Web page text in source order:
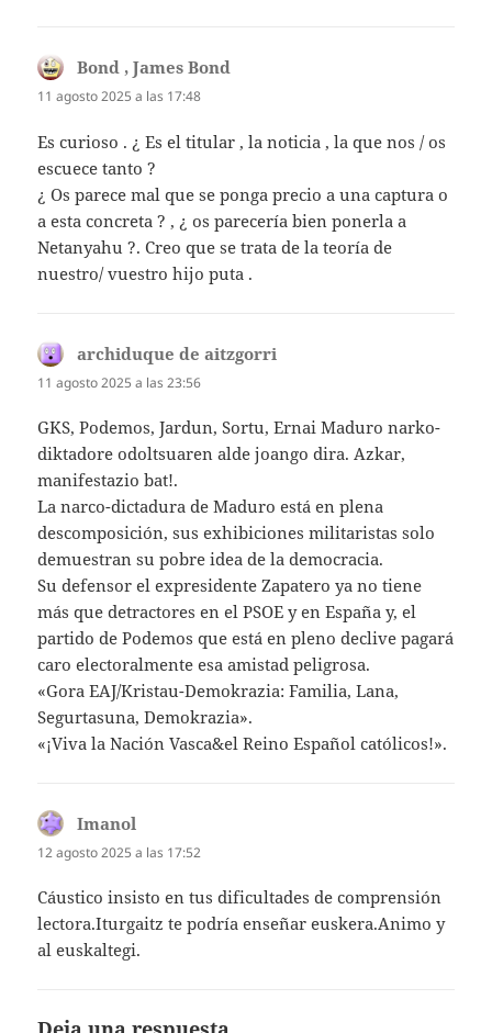
Bond , James Bond
11 agosto 2025 a las 17:48
Es curioso . ¿ Es el titular , la noticia , la que nos / os
escuece tanto ?
¿ Os parece mal que se ponga precio a una captura o
a esta concreta ? , ¿ os parecería bien ponerla a
Netanyahu ?. Creo que se trata de la teoría de
nuestro/ vuestro hijo puta .
archiduque de aitzgorri
11 agosto 2025 a las 23:56
GKS, Podemos, Jardun, Sortu, Ernai Maduro narko-
diktadore odoltsuaren alde joango dira. Azkar,
manifestazio bat!.
La narco-dictadura de Maduro está en plena
descomposición, sus exhibiciones militaristas solo
demuestran su pobre idea de la democracia.
Su defensor el expresidente Zapatero ya no tiene
más que detractores en el PSOE y en España y, el
partido de Podemos que está en pleno declive pagará
caro electoralmente esa amistad peligrosa.
«Gora EAJ/Kristau-Demokrazia: Familia, Lana,
Segurtasuna, Demokrazia».
«¡Viva la Nación Vasca&el Reino Español católicos!».
Imanol
12 agosto 2025 a las 17:52
Cáustico insisto en tus dificultades de comprensión
lectora.Iturgaitz te podría enseñar euskera.Animo y
al euskaltegi.